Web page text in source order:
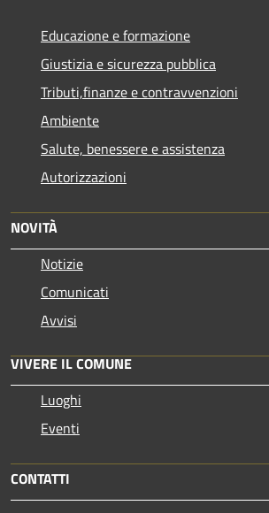
Educazione e formazione
Giustizia e sicurezza pubblica
Tributi,finanze e contravvenzioni
Ambiente
Salute, benessere e assistenza
Autorizzazioni
NOVITÀ
Notizie
Comunicati
Avvisi
VIVERE IL COMUNE
Luoghi
Eventi
CONTATTI